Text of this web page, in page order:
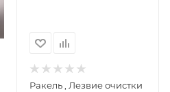
Ракель , Лезвие очистки